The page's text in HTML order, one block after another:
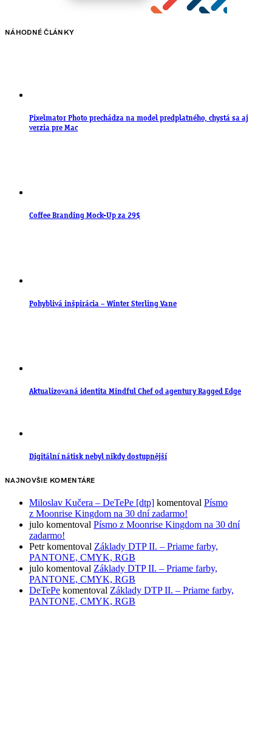
NÁHODNÉ ČLÁNKY
Pixelmator Photo prechádza na model predplatného, chystá sa aj
verzia pre Mac
Coffee Branding Mock-Up za 29$
Pohyblivá inšpirácia – Winter Sterling Vane
Aktualizovaná identita Mindful Chef od agentury Ragged Edge
Digitální nátisk nebyl nikdy dostupnější
NAJNOVŠIE KOMENTÁRE
Miloslav Kučera – DeTePe [dtp] komentoval Písmo
z Moonrise Kingdom na 30 dní zadarmo!
julo komentoval Písmo z Moonrise Kingdom na 30 dní
zadarmo!
Petrkomentoval Základy DTP II. – Priame farby,
PANTONE, CMYK, RGB
julo komentoval Základy DTP II. – Priame farby,
PANTONE, CMYK, RGB
DeTePe komentoval Základy DTP II. – Priame farby,
PANTONE, CMYK, RGB